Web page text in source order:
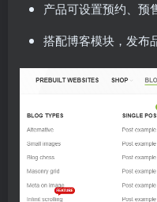
产品可设置预约、预
搭配博客模块，发布